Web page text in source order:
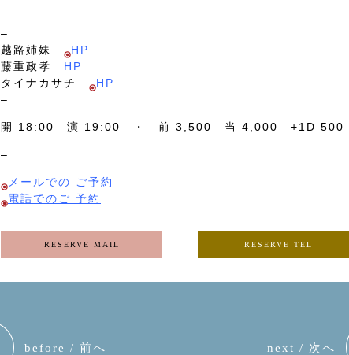
–
越路姉妹
HP
藤重政孝 HP
タイナカサチ
HP
–
開 18:00 演 19:00 ・ 前 3,500 当 4,000 +1D 500
–
メールでの ご予約
電話でのご 予約
RESERVE MAIL RESERVE TEL
before / 前へ next / 次へ